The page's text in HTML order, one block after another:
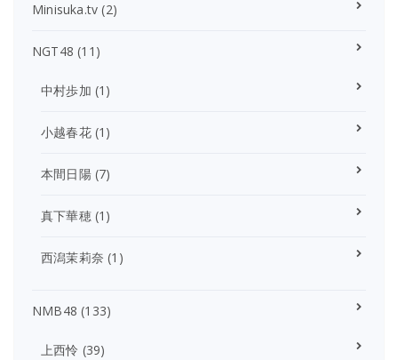
Minisuka.tv (2)
NGT48 (11)
中村歩加 (1)
小越春花(1)
本間日陽(7)
真下華穂(1)
西潟茉莉奈 (1)
NMB48 (133)
上西怜 (39)